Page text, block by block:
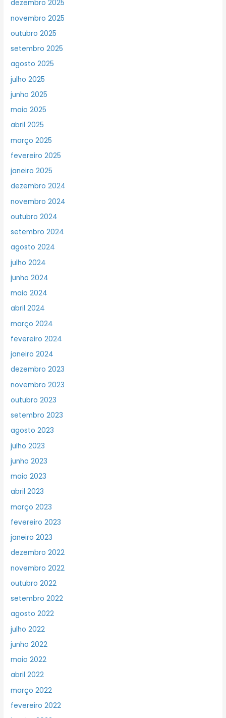
dezembro 2025
novembro 2025
outubro 2025
setembro 2025
agosto 2025
julho 2025
junho 2025
maio 2025
abril 2025
março 2025
fevereiro 2025
janeiro 2025
dezembro 2024
novembro 2024
outubro 2024
setembro 2024
agosto 2024
julho 2024
junho 2024
maio 2024
abril 2024
março 2024
fevereiro 2024
janeiro 2024
dezembro 2023
novembro 2023
outubro 2023
setembro 2023
agosto 2023
julho 2023
junho 2023
maio 2023
abril 2023
março 2023
fevereiro 2023
janeiro 2023
dezembro 2022
novembro 2022
outubro 2022
setembro 2022
agosto 2022
julho 2022
junho 2022
maio 2022
abril 2022
março 2022
fevereiro 2022